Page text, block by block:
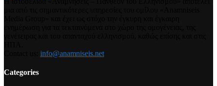
info@anamniseis.net
Categories